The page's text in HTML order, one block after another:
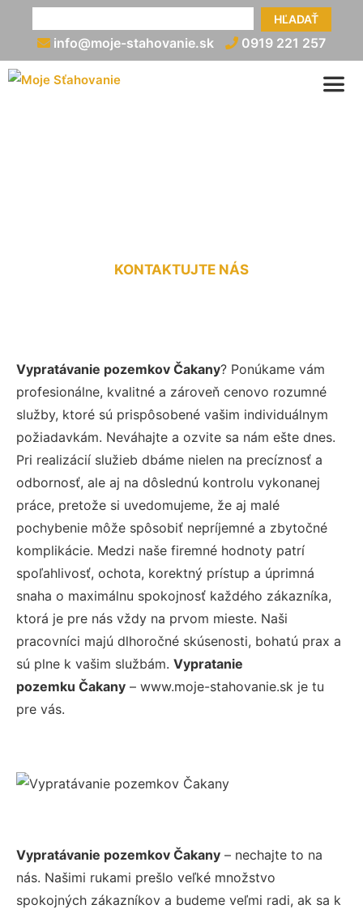
HĽADAŤ
info@moje-stahovanie.sk 0919 221 257
KONTAKTUJTE NÁS
Vypratávanie pozemkov Čakany? Ponúkame vám
profesionálne, kvalitné a zároveň cenovo rozumné
služby, ktoré sú prispôsobené vašim individuálnym
požiadavkám. Neváhajte a ozvite sa nám ešte dnes.
Pri realizácií služieb dbáme nielen na precíznosť a
odbornosť, ale aj na dôslednú kontrolu vykonanej
práce, pretože si uvedomujeme, že aj malé
pochybenie môže spôsobiť nepríjemné a zbytočné
komplikácie. Medzi naše firemné hodnoty patrí
spoľahlivosť, ochota, korektný prístup a úprimná
snaha o maximálnu spokojnosť každého zákazníka,
ktorá je pre nás vždy na prvom mieste. Naši
pracovníci majú dlhoročné skúsenosti, bohatú prax a
sú plne k vašim službám. Vypratanie
pozemku Čakany – www.moje-stahovanie.sk je tu
pre vás.
Vypratávanie pozemkov Čakany – nechajte to na
nás. Našimi rukami prešlo veľké množstvo
spokojných zákazníkov a budeme veľmi radi, ak sa k